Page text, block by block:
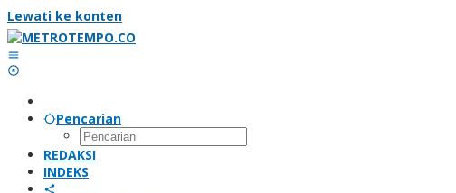
Lewati ke konten
Pencarian
REDAKSI
INDEKS